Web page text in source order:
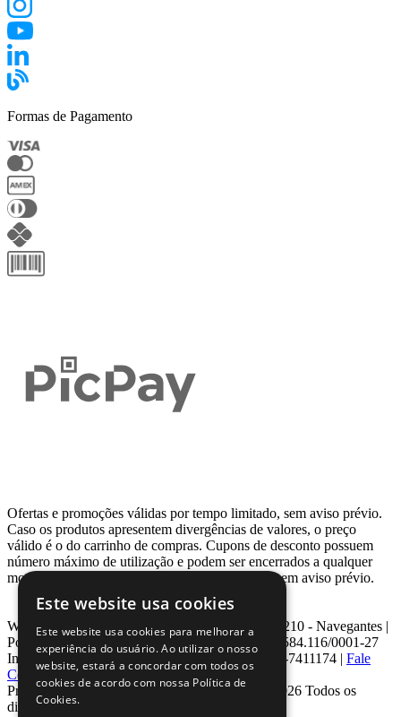
Formas de Pagamento
Ofertas e promoções válidas por tempo limitado, sem aviso prévio.
Caso os produtos apresentem divergências de valores, o preço
válido é o do carrinho de compras. Cupons de desconto possuem
número máximo de utilização e podem ser encerrados a qualquer
momento, de acordo com sua disponibilidade e sem aviso prévio.
Webcontinental LTDA | Travessa Venezuela, Nº 210 - Navegantes |
Porto Alegre - RS - CEP: 90.240-220 CNPJ: 08.584.116/0001-27
Inscrição Estadual: 0963171399 | Telefone: 0800-7411174 | Fale
Conosco|ouvidoria@webcontinental.com.br
Proibida reprodução total ou parcial | © 2007 - 2026 Todos os
direitos reservados - WebContinental
Este website usa cookies
Este website usa cookies para melhorar a
experiência do usuário. Ao utilizar o nosso
website, estará a concordar com todos os
cookies de acordo com nossa Política de
Cookies.